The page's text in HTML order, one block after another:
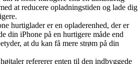
at reducere opladningstiden og lade dig
hurtiglader er en opladerenhed, der er
din iPhone på en hurtigere måde end
at du kan få mere strøm på din
refererer enten til den indbyggede